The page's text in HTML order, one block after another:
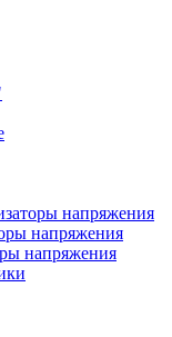
напряжения
напряжения
напряжения